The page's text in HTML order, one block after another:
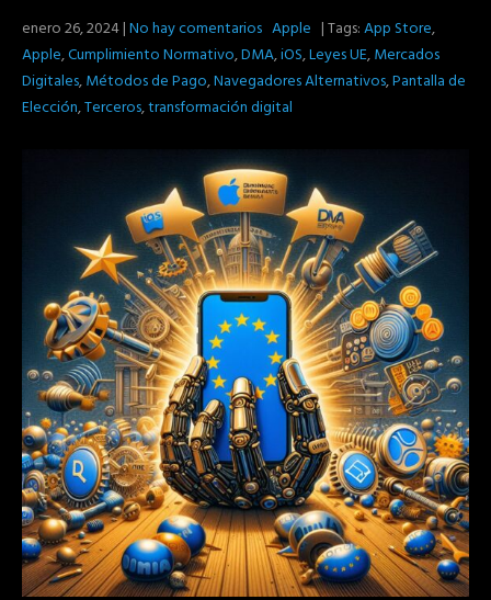
enero 26, 2024|No hay comentarios Apple | Tags:App Store,
Apple,Cumplimiento Normativo,DMA,iOS,Leyes UE,Mercados
Digitales,Métodos de Pago,Navegadores Alternativos,Pantalla de
Elección,Terceros,transformación digital